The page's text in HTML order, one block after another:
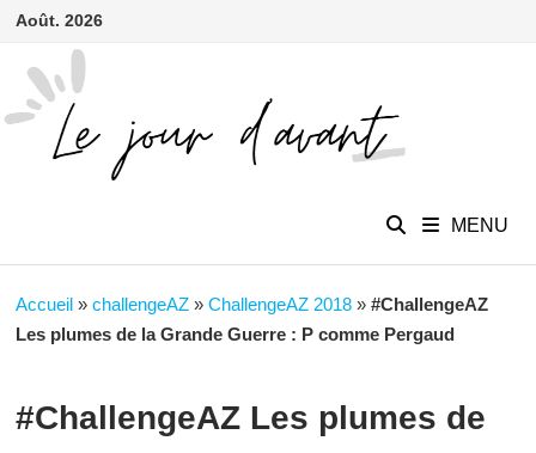
Passer
contenu
Août. 2026
MENU
Accueil» challengeAZ» ChallengeAZ 2018» #ChallengeAZ
Les plumes de la Grande Guerre : P comme Pergaud
#ChallengeAZ Les plumes de